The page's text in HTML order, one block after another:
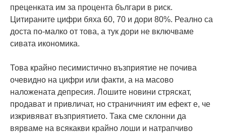
преценката им за процента българи в риск.
Цитираните цифри бяха 60, 70 и дори 80%. Реално са
доста по-малко от това, а тук дори не включваме
сивата икономика.
Това крайно песимистично възприятие не почива
очевидно на цифри или факти, а на масово
наложената депресия. Лошите новини стряскат,
продават и привличат, но страничният им ефект е, че
изкривяват възприятието. Така сме склонни да
вярваме на всякакви крайно лоши и натрапчиво